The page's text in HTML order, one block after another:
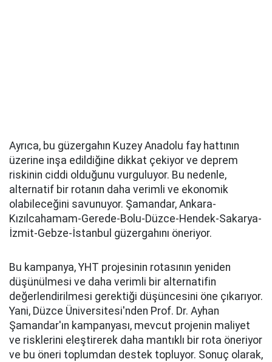
Ayrıca, bu güzergahın Kuzey Anadolu fay hattının
üzerine inşa edildiğine dikkat çekiyor ve deprem
riskinin ciddi olduğunu vurguluyor. Bu nedenle,
alternatif bir rotanın daha verimli ve ekonomik
olabileceğini savunuyor. Şamandar, Ankara-
Kızılcahamam-Gerede-Bolu-Düzce-Hendek-Sakarya-
İzmit-Gebze-İstanbul güzergahını öneriyor.
Bu kampanya, YHT projesinin rotasının yeniden
düşünülmesi ve daha verimli bir alternatifin
değerlendirilmesi gerektiği düşüncesini öne çıkarıyor.
Yani, Düzce Üniversitesi'nden Prof. Dr. Ayhan
Şamandar'ın kampanyası, mevcut projenin maliyet
ve risklerini eleştirerek daha mantıklı bir rota öneriyor
ve bu öneri toplumdan destek topluyor. Sonuç olarak,